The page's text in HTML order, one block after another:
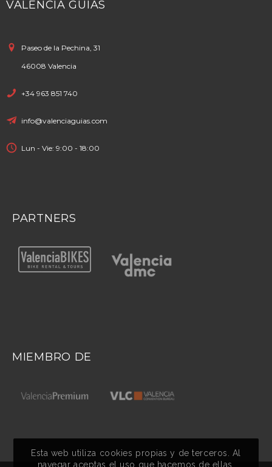
VALENCIA GUÍAS
Paseo de la Pechina, 31
46008 Valencia
+34 963 851 740
info@valenciaguias.com
Lun - Vie: 9:00 - 18:00
PARTNERS
MIEMBRO DE
Esta web utiliza cookies propias y de terceros. Al
navegar aceptas el uso que hacemos de ellas.